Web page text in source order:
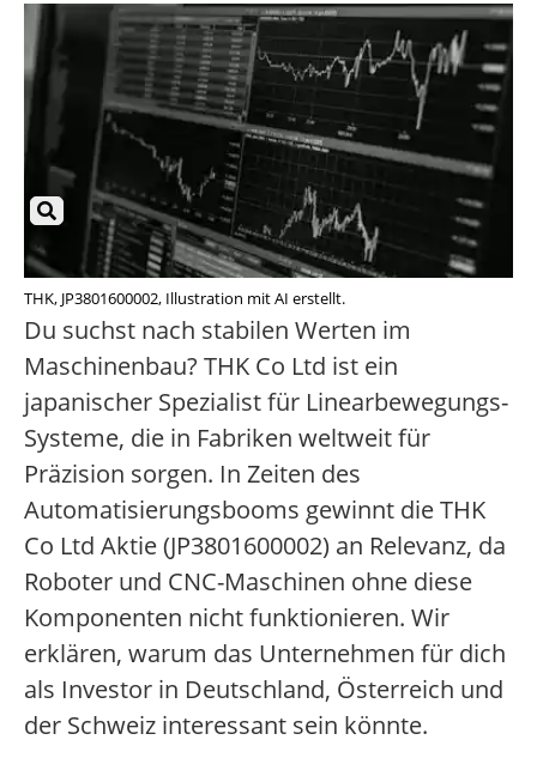
THK, JP3801600002, Illustration mit AI erstellt.
Du suchst nach stabilen Werten im
Maschinenbau? THK Co Ltd ist ein
japanischer Spezialist für Linearbewegungs-
Systeme, die in Fabriken weltweit für
Präzision sorgen. In Zeiten des
Automatisierungsbooms gewinnt die THK
Co Ltd Aktie (JP3801600002) an Relevanz, da
Roboter und CNC-Maschinen ohne diese
Komponenten nicht funktionieren. Wir
erklären, warum das Unternehmen für dich
als Investor in Deutschland, Österreich und
der Schweiz interessant sein könnte.